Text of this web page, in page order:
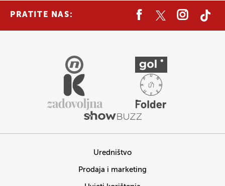
PRATITE NAS:
Uredništvo
Prodaja i marketing